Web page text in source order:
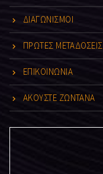
ΔΙΑΓΩΝΙΣΜΟΙ
ΠΡΩΤΕΣ ΜΕΤΑΔΟΣΕΙΣ
ΕΠΙΚΟΙΝΩΝΙΑ
ΑΚΟΥΣΤΕ ΖΩΝΤΑΝΑ